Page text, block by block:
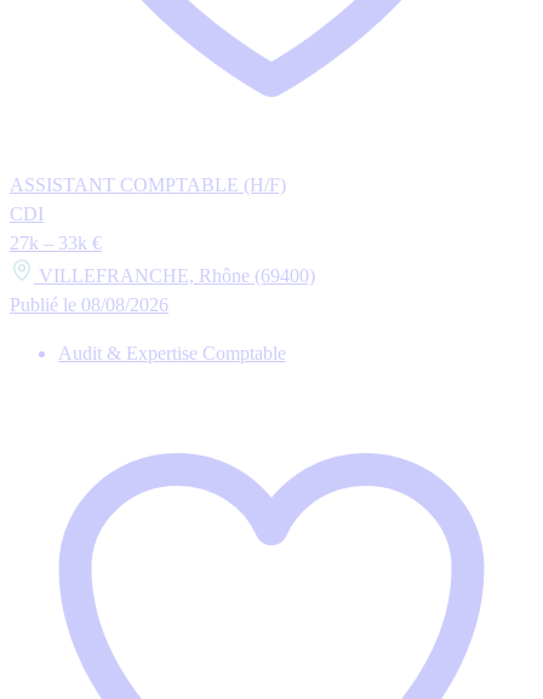
ASSISTANT COMPTABLE (H/F)
CDI
27k – 33k €
VILLEFRANCHE, Rhône (69400)
Publié le 08/08/2026
Audit & Expertise Comptable